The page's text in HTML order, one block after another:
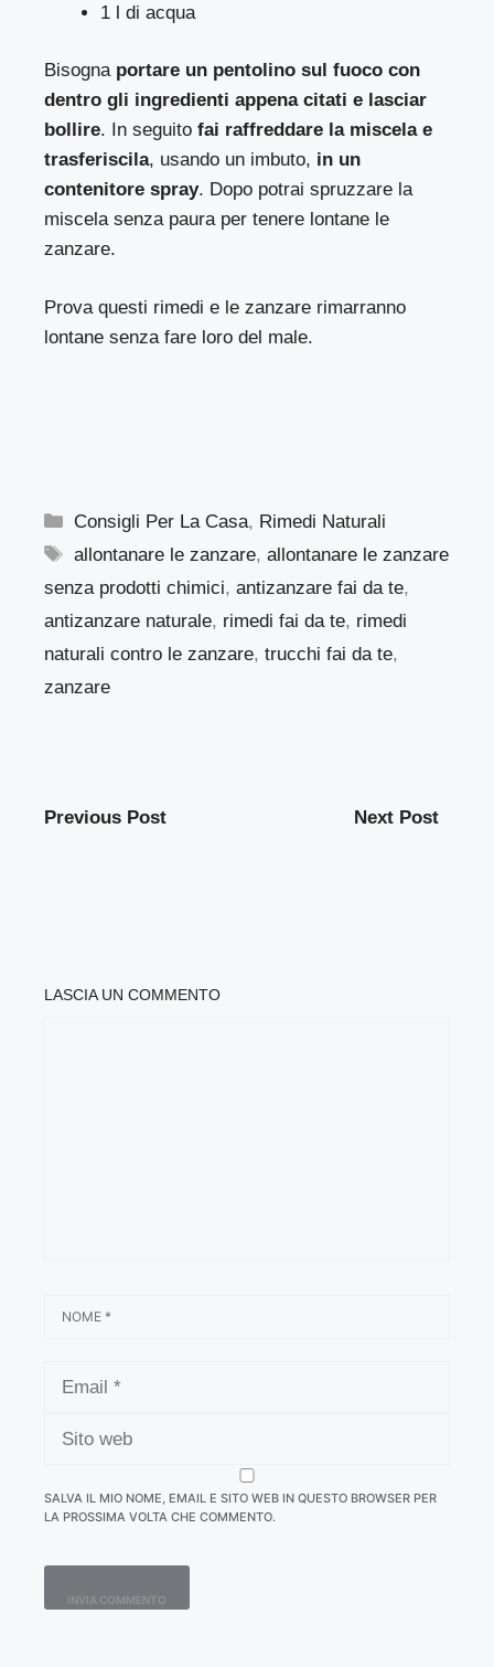
1 l di acqua
Bisogna portare un pentolino sul fuoco con
dentro gli ingredienti appena citati e lasciar
bollire. In seguitofai raffreddare la miscela e
trasferiscila, usando un imbuto, in un
contenitore spray. Dopo potrai spruzzare la
miscela senza paura per tenere lontane le
zanzare.
Prova questi rimedi e le zanzare rimarranno
lontane senza fare loro del male.
Categorie
Consigli Per La Casa, Rimedi Naturali
Tag
allontanare le zanzare,allontanare le zanzare
senza prodotti chimici, antizanzare fai da te,
antizanzare naturale, rimedi fai da te, rimedi
naturali contro le zanzare, trucchi fai da te,
zanzare
Previous Post Next Post
LASCIA UN COMMENTO
WEB
SALVA IL MIO NOME, EMAIL E SITO WEB IN QUESTO BROWSER PER
LA PROSSIMA VOLTA CHE COMMENTO.